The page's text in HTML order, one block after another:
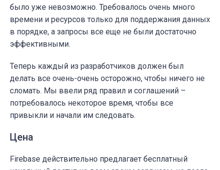
было уже невозможно. Требовалось очень много
времени и ресурсов только для поддержания данных
в порядке, а запросы все еще не были достаточно
эффективными.
Теперь каждый из разработчиков должен был
делать все очень-очень осторожно, чтобы ничего не
сломать. Мы ввели ряд правил и соглашений –
потребовалось некоторое время, чтобы все
привыкли и начали им следовать.
Цена
Firebase действительно предлагает бесплатный